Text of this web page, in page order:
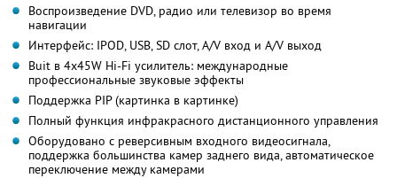
Воспроизведение DVD, радио или телевизор во время
навигации
Интерфейс: IPOD, USB, SD слот, A/V вход и A/V выход
Buit в 4x45W Hi-Fi усилитель: международные
профессиональные звуковые эффекты
Поддержка PIP (картинка в картинке)
Полный функция инфракрасного дистанционного управления
Оборудовано с реверсивным входного видеосигнала,
поддержка большинства камер заднего вида, автоматическое
переключение между камерами